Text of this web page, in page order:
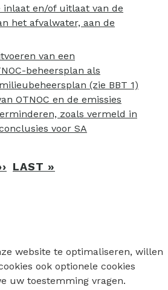
inlaat en/of uitlaat van de
het afvalwater, aan de
van een
beheersplan als
(zie BBT 1)
OTNOC en de emissies
zoals vermeld in
voor SA
VOLGENDE
LAST »
website te optimaliseren, willen
ook optionele cookies
uw toestemming vragen.